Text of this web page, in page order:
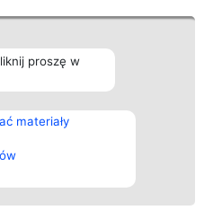
proszę w
materiały
Kontakt
Kontakt